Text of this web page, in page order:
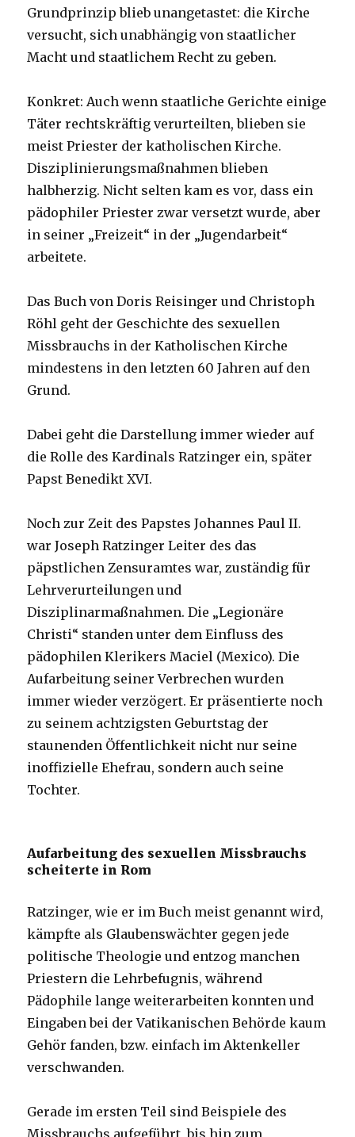
Grundprinzip blieb unangetastet: die Kirche
versucht, sich unabhängig von staatlicher
Macht und staatlichem Recht zu geben.
Konkret: Auch wenn staatliche Gerichte einige
Täter rechtskräftig verurteilten, blieben sie
meist Priester der katholischen Kirche.
Disziplinierungsmaßnahmen blieben
halbherzig. Nicht selten kam es vor, dass ein
pädophiler Priester zwar versetzt wurde, aber
in seiner „Freizeit“ in der „Jugendarbeit“
arbeitete.
Das Buch von Doris Reisinger und Christoph
Röhl geht der Geschichte des sexuellen
Missbrauchs in der Katholischen Kirche
mindestens in den letzten 60 Jahren auf den
Grund.
Dabei geht die Darstellung immer wieder auf
die Rolle des Kardinals Ratzinger ein, später
Papst Benedikt XVI.
Noch zur Zeit des Papstes Johannes Paul II.
war Joseph Ratzinger Leiter des das
päpstlichen Zensuramtes war, zuständig für
Lehrverurteilungen und
Disziplinarmaßnahmen. Die „Legionäre
Christi“ standen unter dem Einfluss des
pädophilen Klerikers Maciel (Mexico). Die
Aufarbeitung seiner Verbrechen wurden
immer wieder verzögert. Er präsentierte noch
zu seinem achtzigsten Geburtstag der
staunenden Öffentlichkeit nicht nur seine
inoffizielle Ehefrau, sondern auch seine
Tochter.
Aufarbeitung des sexuellen Missbrauchs
scheiterte in Rom
Ratzinger, wie er im Buch meist genannt wird,
kämpfte als Glaubenswächter gegen jede
politische Theologie und entzog manchen
Priestern die Lehrbefugnis, während
Pädophile lange weiterarbeiten konnten und
Eingaben bei der Vatikanischen Behörde kaum
Gehör fanden, bzw. einfach im Aktenkeller
verschwanden.
Gerade im ersten Teil sind Beispiele des